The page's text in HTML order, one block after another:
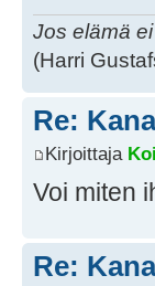
Jos elämä
(Harri
Re:
Kirjoittaja
Voi miten
Re: